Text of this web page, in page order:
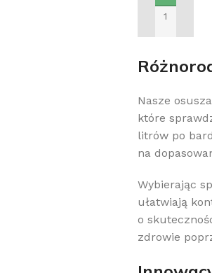
DODAJ DO
Nasze
które
litrów po
na
Wybierając
ułatwiają
o
zdrowie